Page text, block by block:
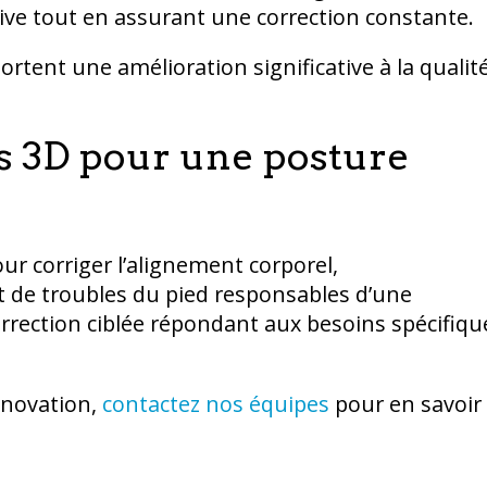
tout en assurant une correction constante.
une amélioration significative à la
3D pour une posture
corriger l’alignement corporel,
troubles du pied responsables d’une
ciblée répondant aux besoins
contactez nos équipes pour en savoir